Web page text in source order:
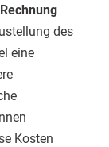
des
eine
Kosten